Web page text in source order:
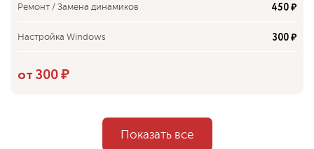
Ремонт / Замена динамиков 450 ₽
Настройка Windows 300 ₽
от 300 ₽
Показать все